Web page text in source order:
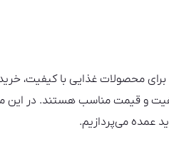
محصولات غذایی با کیفیت،
و قیمت مناسب هستند. در این